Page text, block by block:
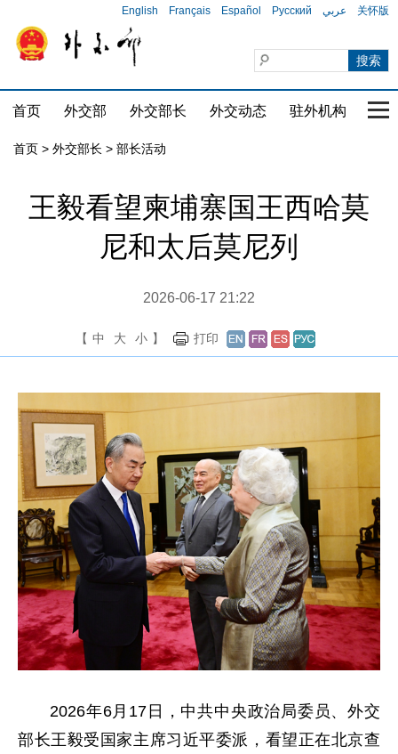
English Français Español Русский عربي 关怀版
首页 外交部 外交部长 外交动态 驻外机构 国
首页 > 外交部长 > 部长活动
王毅看望柬埔寨国王西哈莫
尼和太后莫尼列
2026-06-17 21:22
【 中 大 小 】 打印
2026年6月17日，中共中央政治局委员、外交
部长王毅受国家主席习近平委派，看望正在北京查